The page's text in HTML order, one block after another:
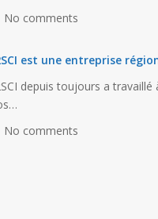
No comments
est une entreprise
depuis toujours a travaillé
No comments
A2SCI est